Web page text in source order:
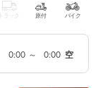
トラック 原付 バイク
0:00 ～ 0:00 空